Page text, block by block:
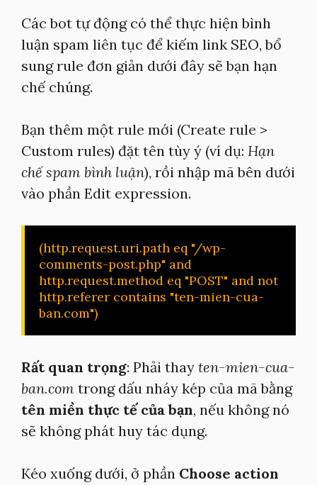
Các bot tự động có thể thực hiện bình
luận spam liên tục để kiếm link SEO, bổ
sung rule đơn giản dưới đây sẽ bạn hạn
chế chúng.
Bạn thêm một rule mới (Create rule >
Custom rules) đặt tên tùy ý (ví dụ: Hạn
chế spam bình luận), rồi nhập mã bên dưới
vào phần Edit expression.
(http.request.uri.path eq "/wp-
comments-post.php" and
http.request.method eq "POST" and not
http.referer contains "ten-mien-cua-
ban.com")
Rất quan trọng: Phải thay ten-mien-cua-
ban.com trong dấu nháy kép của mã bằng
tên miền thực tế của bạn, nếu không nó
sẽ không phát huy tác dụng.
Kéo xuống dưới, ở phần Choose action